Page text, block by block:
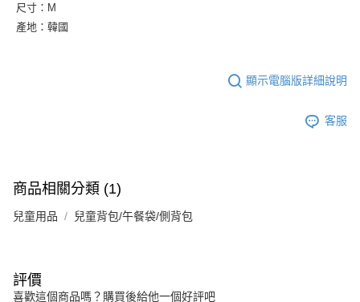
尺寸：M
產地：韓國
顯示電腦版詳細說明
客服
商品相關分類 (1)
兒童用品 兒童背包/午餐袋/側背包
評價
喜歡這個商品嗎？購買後給他一個好評吧